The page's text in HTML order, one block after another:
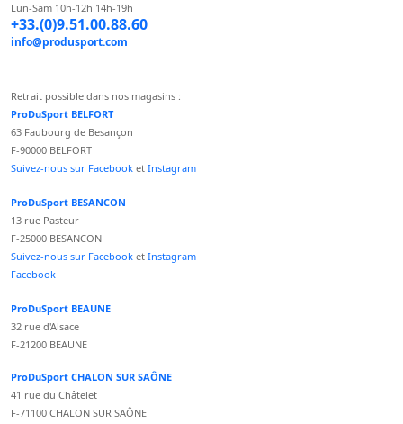
Lun-Sam 10h-12h 14h-19h
+33.(0)9.51.00.88.60
info@produsport.com
Retrait possible dans nos magasins :
ProDuSport BELFORT
63 Faubourg de Besançon
F-90000 BELFORT
Suivez-nous sur Facebook et Instagram
ProDuSport BESANCON
13 rue Pasteur
F-25000 BESANCON
Suivez-nous sur Facebook et Instagram
Facebook
ProDuSport BEAUNE
32 rue d'Alsace
F-21200 BEAUNE
ProDuSport CHALON SUR SAÔNE
41 rue du Châtelet
F-71100 CHALON SUR SAÔNE